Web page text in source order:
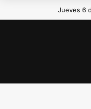
Jueves 6